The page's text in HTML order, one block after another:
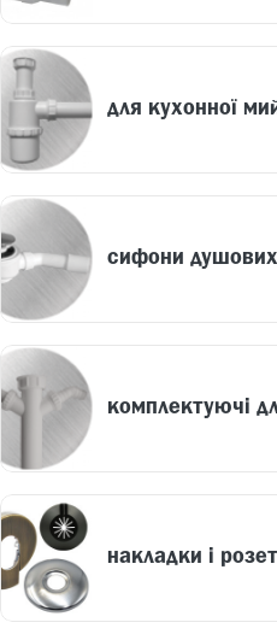
для кухонної
сифони душових
комплектуючі
накладки і